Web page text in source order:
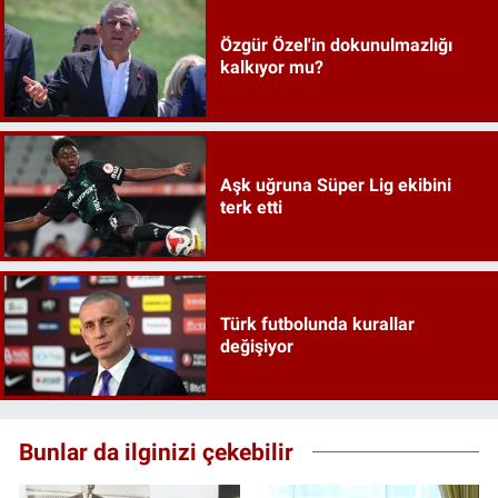
Özgür Özel'in dokunulmazlığı
kalkıyor mu?
Aşk uğruna Süper Lig ekibini
terk etti
Türk futbolunda kurallar
değişiyor
Bunlar da ilginizi çekebilir